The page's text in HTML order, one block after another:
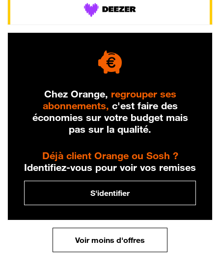
Chez Orange, regrouper ses
abonnements, c'est faire des
économies sur votre budget mais
pas sur la qualité.
Déjà client Orange ou Sosh ?
Identifiez-vous pour voir vos remises
S'identifier
Voir moins d'offres